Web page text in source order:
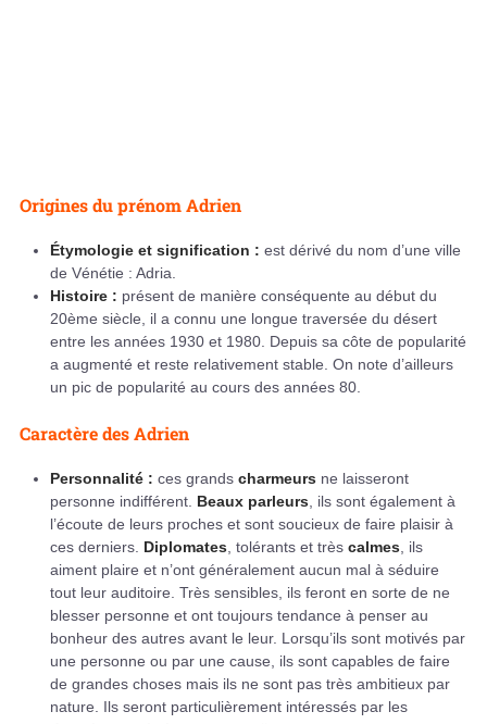
Origines du prénom Adrien
Étymologie et signification : est dérivé du nom d’une ville
de Vénétie : Adria.
Histoire : présent de manière conséquente au début du
20ème siècle, il a connu une longue traversée du désert
entre les années 1930 et 1980. Depuis sa côte de popularité
a augmenté et reste relativement stable. On note d’ailleurs
un pic de popularité au cours des années 80.
Caractère des Adrien
Personnalité : ces grands charmeurs ne laisseront
personne indifférent. Beaux parleurs , ils sont également à
l’écoute de leurs proches et sont soucieux de faire plaisir à
ces derniers. Diplomates , tolérants et très calmes , ils
aiment plaire et n’ont généralement aucun mal à séduire
tout leur auditoire. Très sensibles, ils feront en sorte de ne
blesser personne et ont toujours tendance à penser au
bonheur des autres avant le leur. Lorsqu’ils sont motivés par
une personne ou par une cause, ils sont capables de faire
de grandes choses mais ils ne sont pas très ambitieux par
nature. Ils seront particulièrement intéressés par les